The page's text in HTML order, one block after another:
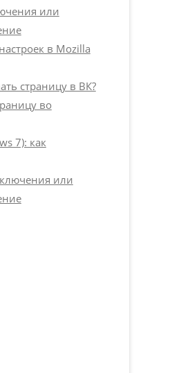
или
в Mozilla
страницу в ВК?
во
7): как
или